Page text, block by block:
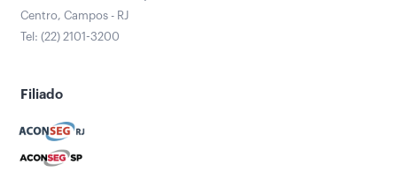
Centro, Campos - RJ
Tel: (22) 2101-3200
Filiado